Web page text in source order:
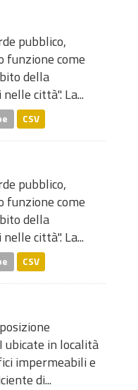
pubblico,
funzione come
della
città". La...
CSV
pubblico,
funzione come
della
città". La...
CSV
ubicate in località
impermeabili e
di...